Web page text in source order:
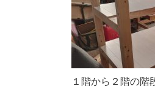
１階から２階の階